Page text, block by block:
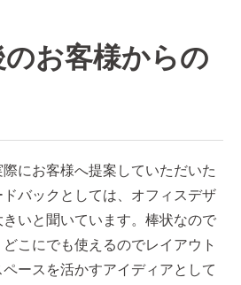
のお客様からの
にお客様へ提案していただいた
バックとしては、オフィスデザ
いと聞いています。棒状なので
こにでも使えるのでレイアウト
ースを活かすアイディアとして